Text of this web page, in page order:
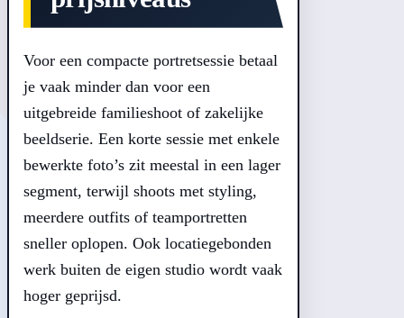
Voor een compacte portretsessie betaal
je vaak minder dan voor een
uitgebreide familieshoot of zakelijke
beeldserie. Een korte sessie met enkele
bewerkte foto’s zit meestal in een lager
segment, terwijl shoots met styling,
meerdere outfits of teamportretten
sneller oplopen. Ook locatiegebonden
werk buiten de eigen studio wordt vaak
hoger geprijsd.